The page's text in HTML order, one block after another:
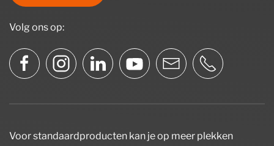
Volg ons op:
Voor standaardproducten kan je op meer plekken